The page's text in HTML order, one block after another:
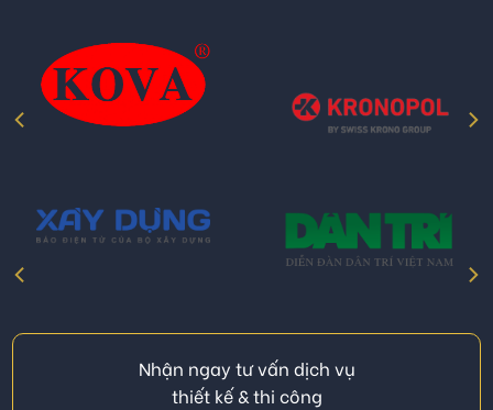
Nhận ngay tư vấn dịch vụ
thiết kế & thi công